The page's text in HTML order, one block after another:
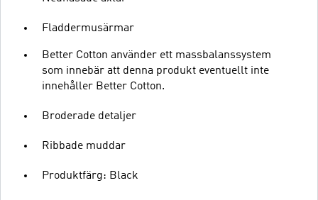
Fladdermusärmar
Better Cotton använder ett massbalanssystem
som innebär att denna produkt eventuellt inte
innehåller Better Cotton.
Broderade detaljer
Ribbade muddar
Produktfärg: Black